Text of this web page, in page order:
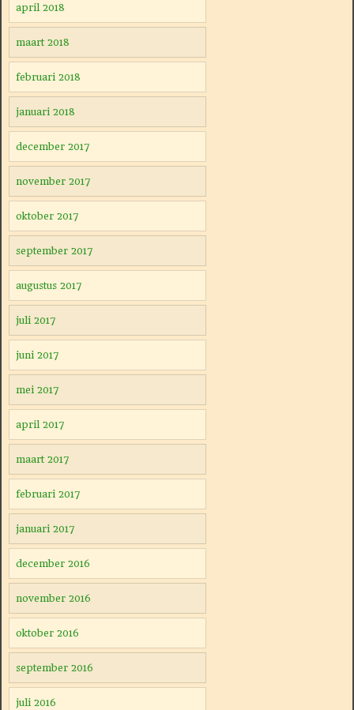
april 2018
maart 2018
februari 2018
januari 2018
december 2017
november 2017
oktober 2017
september 2017
augustus 2017
juli 2017
juni 2017
mei 2017
april 2017
maart 2017
februari 2017
januari 2017
december 2016
november 2016
oktober 2016
september 2016
juli 2016